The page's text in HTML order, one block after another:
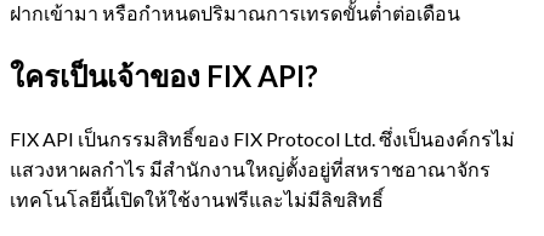
ฝากเข้ามา หรือกำหนดปริมาณการเทรดขั้นต่ำต่อเดือน
ใครเป็นเจ้าของ FIX API?
FIX API เป็นกรรมสิทธิ์ของ FIX Protocol Ltd. ซึ่งเป็นองค์กรไม่
แสวงหาผลกำไร มีสำนักงานใหญ่ตั้งอยู่ที่สหราชอาณาจักร
เทคโนโลยีนี้เปิดให้ใช้งานฟรีและไม่มีลิขสิทธิ์